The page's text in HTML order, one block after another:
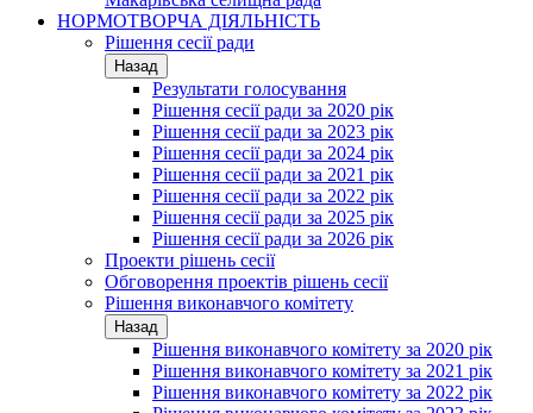
НОРМОТВОРЧА ДІЯЛЬНІСТЬ
Рішення сесії ради
Назад
Результати голосування
Рішення сесії ради за 2020 рік
Рішення сесії ради за 2023 рік
Рішення сесії ради за 2024 рік
Рішення сесії ради за 2021 рік
Рішення сесії ради за 2022 рік
Рішення сесії ради за 2025 рік
Рішення сесії ради за 2026 рік
Проекти рішень сесії
Обговорення проектів рішень сесії
Рішення виконавчого комітету
Назад
Рішення виконавчого комітету за 2020 рік
Рішення виконавчого комітету за 2021 рік
Рішення виконавчого комітету за 2022 рік